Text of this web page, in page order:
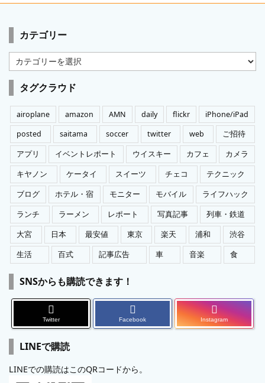
カテゴリー
カ
テ
ゴ
リ
ー
タグクラウド
airoplane amazon AMN daily flickr
iPhone/iPad
posted
saitama soccer twitter web
ご招待
アプリ
イベントレポート ウイスキー カフェ
カメラ
キヤノン
ケータイ スイーツ チェコ
テクニック
ブログ
ホテル・宿 モニター モバイル
ライフハック
ランチ
ラーメン レポート 写真記事
列車・鉄道
大宮
日本 最安値 東京 楽天 浦和
渋谷
生活
百式 記事広告 車 音楽 食
SNSからも購読できます！
Twitter Facebook Instagram
LINEで購読
LINEでの購読はこのQRコードから。